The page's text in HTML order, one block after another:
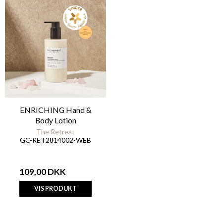
ENRICHING Hand &
Body Lotion
The Retreat
GC-RET2814002-WEB
109,00 DKK
VIS PRODUKT